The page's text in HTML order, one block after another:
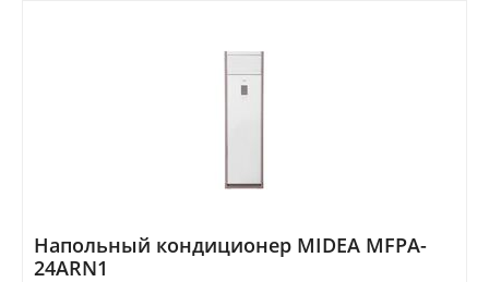
Напольный кондиционер MIDEA MFPA-
24ARN1